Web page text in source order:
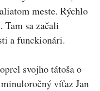
meste. Rýchlo
Tam sa začali
a funckionári.
svojho tátoša o
víťaz Jan